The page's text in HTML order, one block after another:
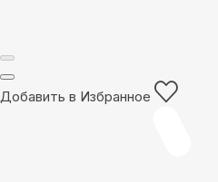
Добавить в Избранное